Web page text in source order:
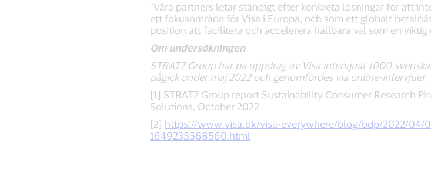
”Våra partners letar ständigt efter konkreta lösningar för att
ett fokusområde för Visa i Europa, och som ett globalt
position att facilitera och accelerera hållbara val som en viktig
Om undersökningen
STRAT7 Group har på uppdrag av Visa intervjuat 1000
pågick under maj 2022 och genomfördes via online-intervjuer.
[1] STRAT7 Group report Sustainability Consumer Research
Solutions, October 2022
[2] https://www.visa.dk/visa-everywhere/blog/bdp/2022/04/
1649235568560.html